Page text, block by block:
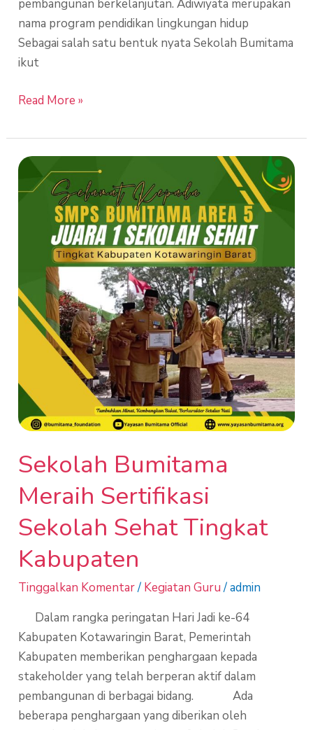
pembangunan berkelanjutan. Adiwiyata merupakan
nama program pendidikan lingkungan hidup
Sebagai salah satu bentuk nyata Sekolah Bumitama
ikut
Read More »
Sekolah Bumitama
Meraih Sertifikasi
Sekolah Sehat Tingkat
Kabupaten
Tinggalkan Komentar/ Kegiatan Guru/admin
Dalam rangka peringatan Hari Jadi ke-64
Kabupaten Kotawaringin Barat, Pemerintah
Kabupaten memberikan penghargaan kepada
stakeholder yang telah berperan aktif dalam
pembangunan di berbagai bidang. Ada
beberapa penghargaan yang diberikan oleh
Sekolah
Bumitama
Sertifikasi
Sekolah
Sehat
Tingkat
Kabupaten